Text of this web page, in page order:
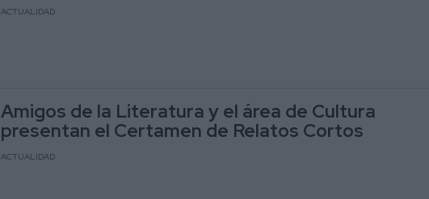
ACTUALIDAD
Amigos de la Literatura y el área de Cultura
presentan el Certamen de Relatos Cortos
ACTUALIDAD